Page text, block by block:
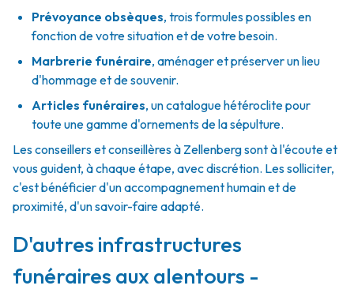
Prévoyance obsèques, trois formules possibles en
fonction de votre situation et de votre besoin.
Marbrerie funéraire, aménager et préserver un lieu
d'hommage et de souvenir.
Articles funéraires, un catalogue hétéroclite pour
toute une gamme d'ornements de la sépulture.
Les conseillers et conseillères à Zellenberg sont à l'écoute et
vous guident, à chaque étape, avec discrétion. Les solliciter,
c'est bénéficier d'un accompagnement humain et de
proximité, d'un savoir-faire adapté.
D'autres infrastructures
funéraires aux alentours -